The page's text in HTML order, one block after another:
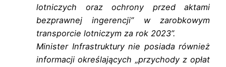
lotniczych oraz ochrony przed aktami
bezprawnej ingerencji” w zarobkowym
transporcie lotniczym za rok 2023”.
Minister Infrastruktury nie posiada również
informacji określających „przychody z opłat